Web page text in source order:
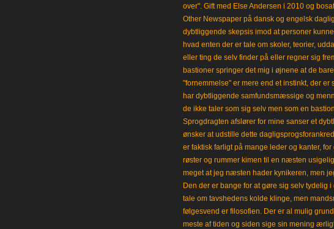
over". Gift med Else Andersen i 2010 og
Other Newspaper på dansk og engelsk
dybtliggende skepsis imod at personer
hvad enten der er tale om skoler, teorier,
eller ting de selv finder på eller regner sig
bastioner springer det mig i øjnene at de
"fornemmelse" er mere end et instinkt, der
har dybtliggende samfundsmæssige og
de ikke taler som sig selv men som en
Sprogdragten afslører for mine sanser et
ønsker at udstille dette
er faktisk farligt på mange leder og kanter,
røster og rummer kimen til en næsten
meget at jeg næsten hader kynikeren, men
Den der er bange for at gøre sig selv tydelig
tale om tavshedens kolde klinge, men
følgesvend er filosofien. Der er al mulig
meste af tiden og siden sige sin mening